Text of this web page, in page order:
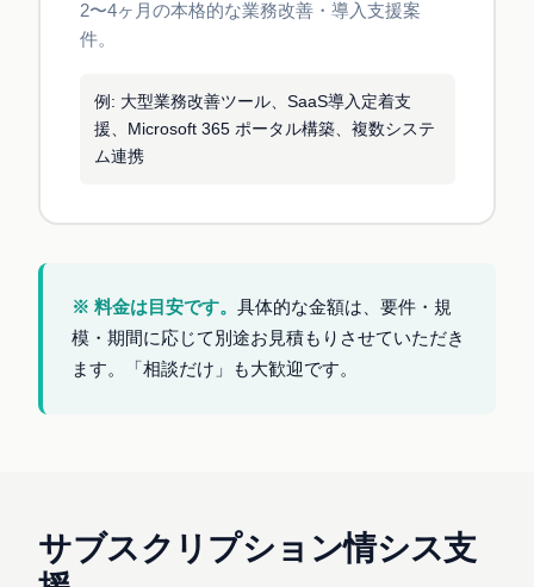
2〜4ヶ月の本格的な業務改善・導入支援案
件。
例: 大型業務改善ツール、SaaS導入定着支
援、Microsoft 365 ポータル構築、複数システ
ム連携
※ 料金は目安です。具体的な金額は、要件・規
模・期間に応じて別途お見積もりさせていただき
ます。「相談だけ」も大歓迎です。
サブスクリプション情シス支